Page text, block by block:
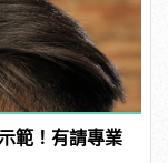
範！有請專業